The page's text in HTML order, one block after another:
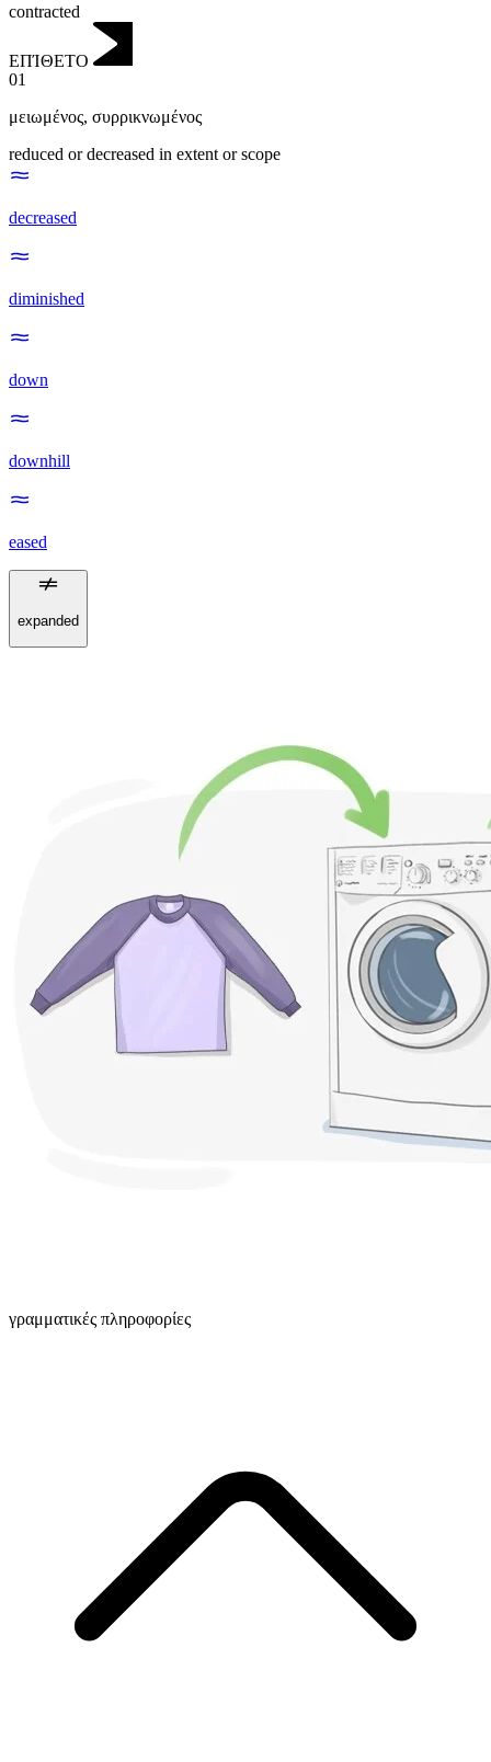
contracted
ΕΠΊΘΕΤΟ
01
μειωμένος, συρρικνωμένος
reduced or decreased in extent or scope
decreased
diminished
down
downhill
eased
expanded
γραμματικές πληροφορίες